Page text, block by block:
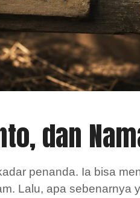
dan
penanda. Ia bisa
Lalu, apa sebenarnya